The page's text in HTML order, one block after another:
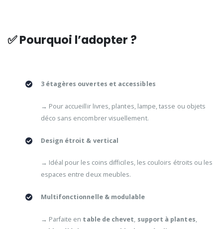
✅ Pourquoi l’adopter ?
3 étagères ouvertes et accessibles
→ Pour accueillir livres, plantes, lampe, tasse ou objets
déco sans encombrer visuellement.
Design étroit & vertical
→ Idéal pour les coins difficiles, les couloirs étroits ou les
espaces entre deux meubles.
Multifonctionnelle & modulable
→ Parfaite en table de chevet, support à plantes,